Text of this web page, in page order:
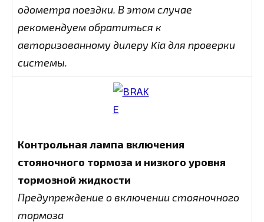
одометра поездки. В этом случае
рекомендуем обратиться к
авторизованному дилеру Kia для проверки
системы.
Контрольная лампа включения
стояночного тормоза и низкого уровня
тормозной жидкости
Предупреждение о включении стояночного
тормоза